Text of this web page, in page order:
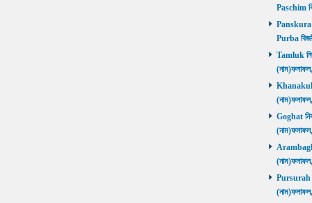
Paschim
Panskura
Purba
Tamluk
Khanakul
Goghat
Arambagh
Pursurah